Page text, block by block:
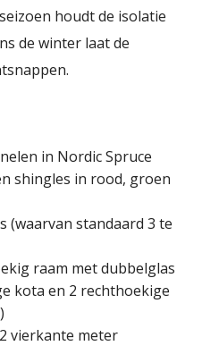
houdt de isolatie
de winter laat de
in Nordic Spruce
shingles in rood, groen
(waarvan standaard 3 te
raam met dubbelglas
kota en 2 rechthoekige
vierkante meter